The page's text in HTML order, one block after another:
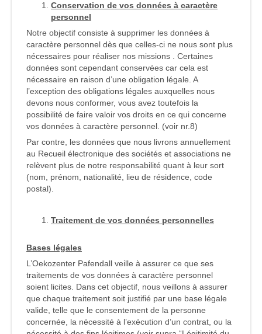
Conservation de vos données à caractère
personnel
Notre objectif consiste à supprimer les données à
caractère personnel dès que celles-ci ne nous sont plus
nécessaires pour réaliser nos missions . Certaines
données sont cependant conservées car cela est
nécessaire en raison d’une obligation légale. A
l’exception des obligations légales auxquelles nous
devons nous conformer, vous avez toutefois la
possibilité de faire valoir vos droits en ce qui concerne
vos données à caractère personnel. (voir nr.8)
Par contre, les données que nous livrons annuellement
au Recueil électronique des sociétés et associations ne
relèvent plus de notre responsabilité quant à leur sort
(nom, prénom, nationalité, lieu de résidence, code
postal).
Traitement de vos données personnelles
Bases légales
L’Oekozenter Pafendall veille à assurer ce que ses
traitements de vos données à caractère personnel
soient licites. Dans cet objectif, nous veillons à assurer
que chaque traitement soit justifié par une base légale
valide, telle que le consentement de la personne
concernée, la nécessité à l’exécution d’un contrat, ou la